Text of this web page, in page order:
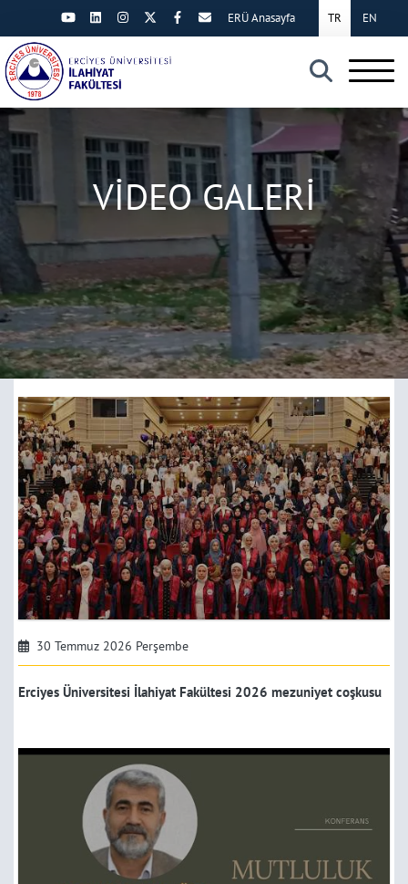
×
TR EN
ERÜ Anasayfa
VİDEO GALERİ
30 Temmuz 2026 Perşembe
Erciyes Üniversitesi İlahiyat Fakültesi 2026 mezuniyet coşkusu